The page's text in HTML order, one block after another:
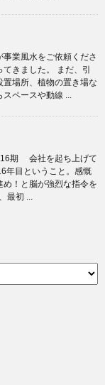
業風水をご依頼くださ
きました。 まだ、引
場所、植物の置き場な
スペースや動線 ...
16期 会社を起ち上げて
年目ということ。感慨
！と脳が強烈な指令を
最初 ...